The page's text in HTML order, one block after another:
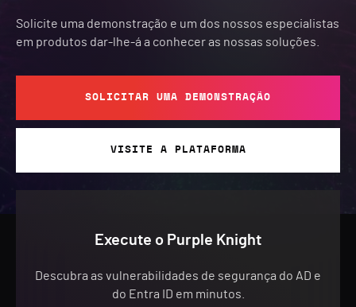
Solicite uma demonstração e um dos nossos especialistas
em produtos dar-lhe-á a conhecer as nossas soluções.
SOLICITAR UMA DEMONSTRAÇÃO
VISITE A PLATAFORMA
Execute o Purple Knight
Descubra as vulnerabilidades de segurança do AD e
do Entra ID em minutos.